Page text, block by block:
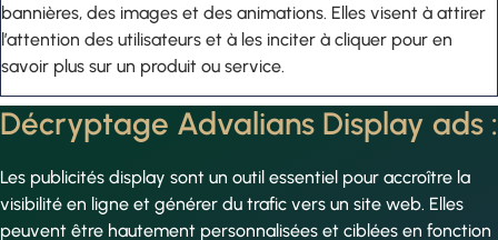
bannières, des images et des animations. Elles visent à attirer
l’attention des utilisateurs et à les inciter à cliquer pour en
savoir plus sur un produit ou service.
Décryptage Advalians Display ads :
Les publicités display sont un outil essentiel pour accroître la
visibilité en ligne et générer du trafic vers un site web. Elles
peuvent être hautement personnalisées et ciblées en fonction